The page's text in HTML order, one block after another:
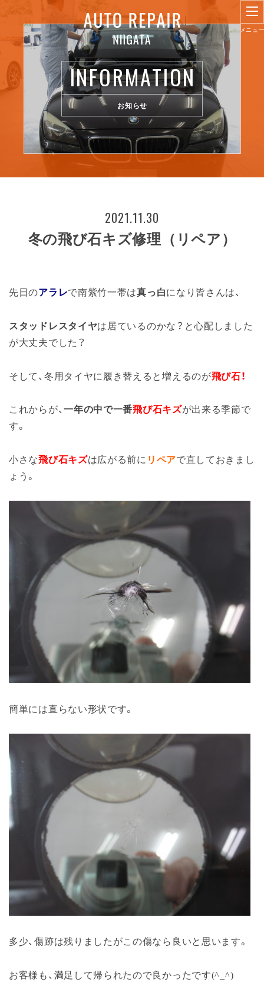
INFORMATION
お知らせ
2021.11.30
冬の飛び石キズ修理（リペア）
先日のアラレで南紫竹一帯は真っ白になり皆さんは、
スタッドレスタイヤは居ているのかな？と心配しました
が大丈夫でした？
そして、冬用タイヤに履き替えると増えるのが飛び石！
これからが、一年の中で一番飛び石キズが出来る季節で
す。
小さな飛び石キズは広がる前に リペアで直しておきまし
ょう。
簡単には直らない形状です。
多少、傷跡は残りましたがこの傷なら良いと思います。
お客様も、満足して帰られたので良かったです(^_^)